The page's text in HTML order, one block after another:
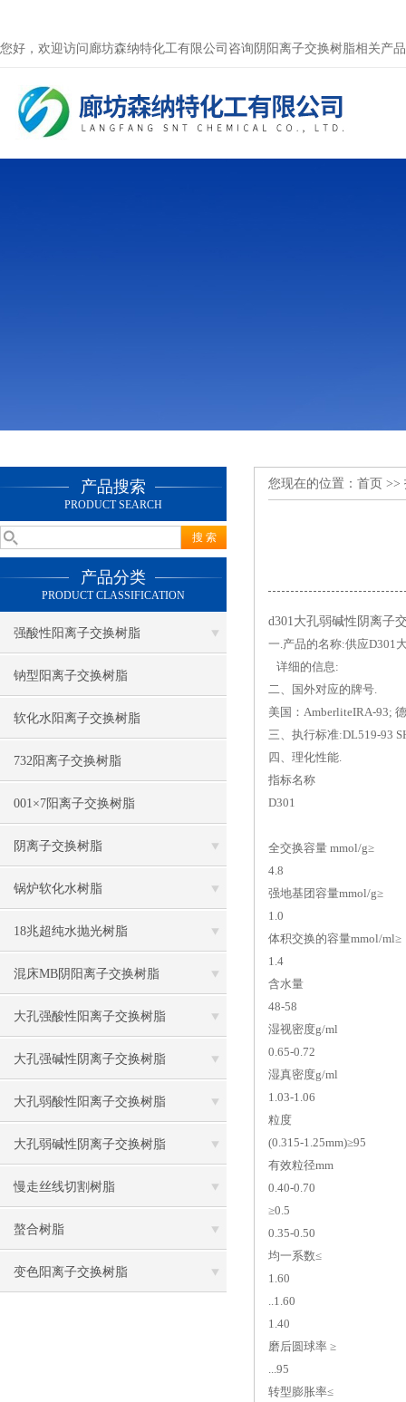
您好，欢迎访问廊坊森纳特化工有限公司咨询阴阳离子交换树脂相关产
产品搜索
PRODUCT SEARCH
产品分类
PRODUCT CLASSIFICATION
强酸性阳离子交换树脂
钠型阳离子交换树脂
软化水阳离子交换树脂
732阳离子交换树脂
001×7阳离子交换树脂
阴离子交换树脂
锅炉软化水树脂
18兆超纯水抛光树脂
混床MB阴阳离子交换树脂
大孔强酸性阳离子交换树脂
大孔强碱性阴离子交换树脂
大孔弱酸性阳离子交换树脂
大孔弱碱性阴离子交换树脂
慢走丝线切割树脂
螯合树脂
变色阳离子交换树脂
您现在的位置： 首页 >>
d301大孔弱碱性阴离子
一.产品的名称:供应D301
详细的信息:
二、国外对应的牌号.
美国：AmberliteIRA-93;
三、执行标准:DL519-93
四、理化性能.
指标名称
D301
全交换容量 mmol/g≥
4.8
强地基团容量mmol/g≥
1.0
体积交换的容量mmol/ml≥
1.4
含水量
48-58
湿视密度g/ml
0.65-0.72
湿真密度g/ml
1.03-1.06
粒度
(0.315-1.25mm)≥95
有效粒径mm
0.40-0.70
≥0.5
0.35-0.50
均一系数≤
1.60
..1.60
1.40
磨后圆球率 ≥
...95
转型膨胀率≤